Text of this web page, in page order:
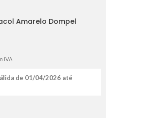
Amarelo Dompel
IVA
de 01/04/2026 até